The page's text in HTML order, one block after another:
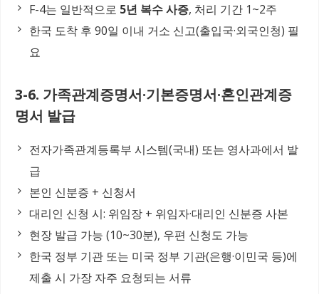
F-4는 일반적으로 5년 복수 사증, 처리 기간 1~2주
한국 도착 후 90일 이내 거소 신고(출입국·외국인청) 필
요
3-6. 가족관계증명서·기본증명서·혼인관계증
명서 발급
전자가족관계등록부 시스템(국내) 또는 영사과에서 발
급
본인 신분증 + 신청서
대리인 신청 시: 위임장 + 위임자·대리인 신분증 사본
현장 발급 가능 (10~30분), 우편 신청도 가능
한국 정부 기관 또는 미국 정부 기관(은행·이민국 등)에
제출 시 가장 자주 요청되는 서류